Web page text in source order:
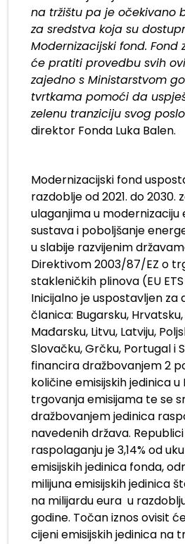
na tržištu pa je očekivano
za sredstva koja su
Modernizacijski fond. Fond
će pratiti provedbu svih
zajedno s Ministarstvom
tvrtkama pomoći da
zelenu tranziciju svog
direktor Fonda Luka Balen.
Modernizacijski fond
razdoblje od 2021. do 2030.
ulaganjima u
sustava i poboljšanje
u slabije razvijenim
Direktivom 2003/87/EZ o
stakleničkih plinova (EU
Inicijalno je uspostavljen za
članica: Bugarsku, Hrvatsku,
Mađarsku, Litvu, Latviju,
Slovačku, Grčku, Portugal i
financira dražbovanjem 2
količine emisijskih jedinica u
trgovanja emisijama te se
dražbovanjem jedinica
navedenih država.
raspolaganju je 3,14% od
emisijskih jedinica fonda,
milijuna emisijskih jedinica
na milijardu eura u
godine. Točan iznos ovisit
cijeni emisijskih jedinica na